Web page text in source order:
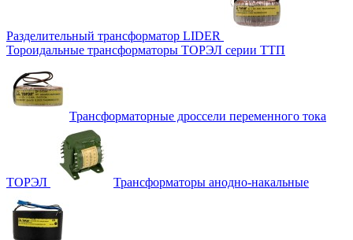
Разделительный трансформатор LIDER
Тороидальные трансформаторы ТОРЭЛ серии ТТП
Трансформаторные дроссели переменного тока
ТОРЭЛ Трансформаторы анодно-накальные